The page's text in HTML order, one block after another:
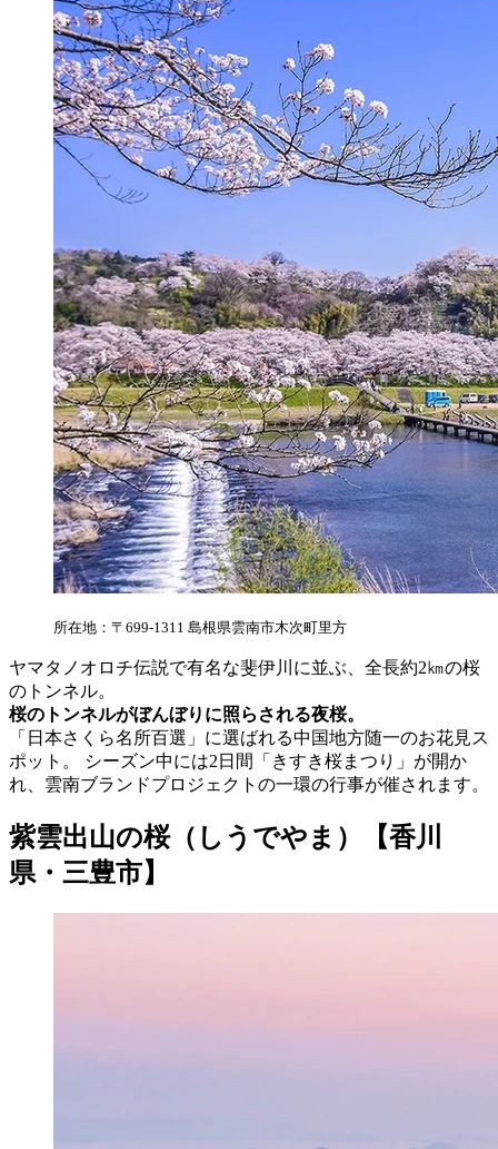
所在地：〒699-1311 島根県雲南市木次町里方
ヤマタノオロチ伝説で有名な斐伊川に並ぶ、全長約2㎞の桜
のトンネル。
桜のトンネルがぼんぼりに照らされる夜桜。
「日本さくら名所百選」に選ばれる中国地方随一のお花見ス
ポット。 シーズン中には2日間「きすき桜まつり」が開か
れ、雲南ブランドプロジェクトの一環の行事が催されます。
紫雲出山の桜（しうでやま）【香川
県・三豊市】